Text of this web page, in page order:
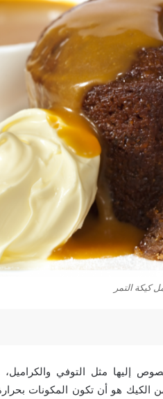
كيكة التمر
إليها مثل التوفي والكراميل،
الكيك هو أن تكون المكونات